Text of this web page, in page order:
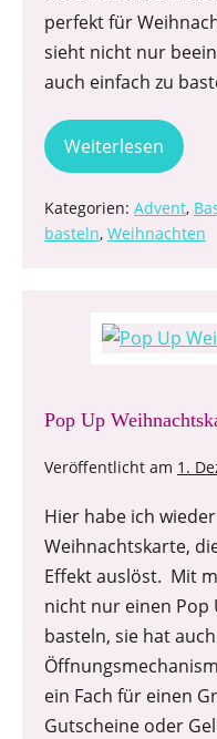
perfekt für
sieht nicht nur
auch einfach zu
Weiterlesen
Kategorien: Advent,
basteln, Weihnachten
Pop Up
Veröffentlicht am 1.
Hier habe ich
Weihnachtskarte,
Effekt auslöst. Mit
nicht nur einen Pop
basteln, sie hat
ein Fach für einen
Gutscheine oder